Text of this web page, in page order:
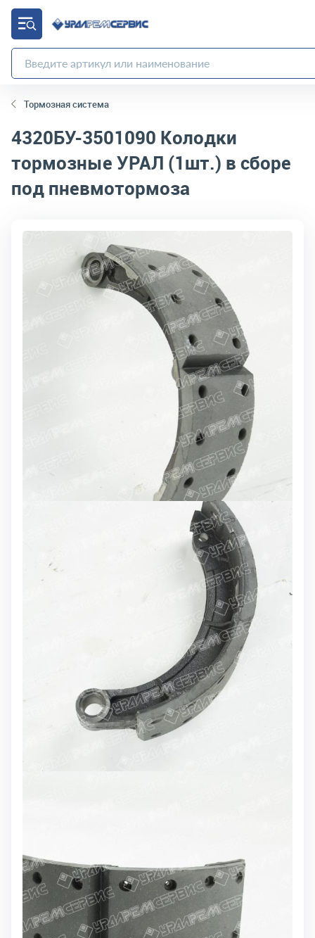
Тормозная система
4320БУ-3501090 Колодки
тормозные УРАЛ (1шт.) в сборе
под пневмотормоза
код товара:3290